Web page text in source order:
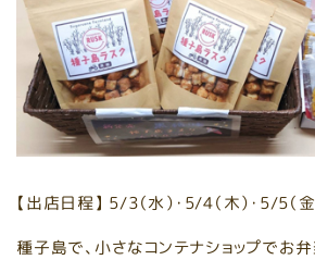
【出店日程】 5/3（水）・5/4（木）・5/5（金
種子島で、小さなコンテナショップでお弁